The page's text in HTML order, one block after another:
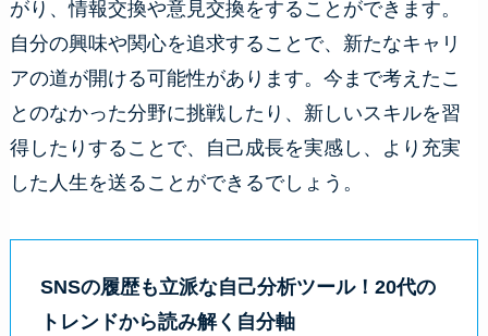
がり、情報交換や意見交換をすることができます。
自分の興味や関心を追求することで、新たなキャリ
アの道が開ける可能性があります。今まで考えたこ
とのなかった分野に挑戦したり、新しいスキルを習
得したりすることで、自己成長を実感し、より充実
した人生を送ることができるでしょう。
SNSの履歴も立派な自己分析ツール！20代の
トレンドから読み解く自分軸